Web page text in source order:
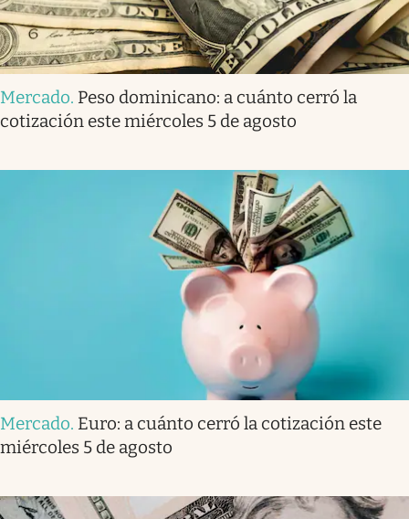
Mercado. Peso dominicano: a cuánto cerró la
cotización este miércoles 5 de agosto
Mercado. Euro: a cuánto cerró la cotización este
miércoles 5 de agosto